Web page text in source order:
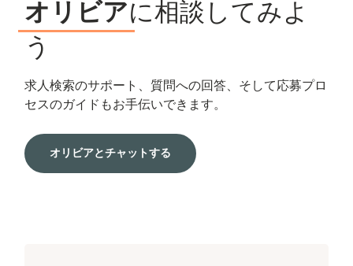
オリビアに相談してみよ
う
求人検索のサポート、質問への回答、そして応募プロ
セスのガイドもお手伝いできます。
オリビアとチャットする